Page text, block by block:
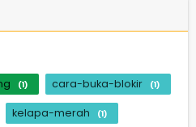
(1) cara-buka-blokir (1)
kelapa-merah (1)